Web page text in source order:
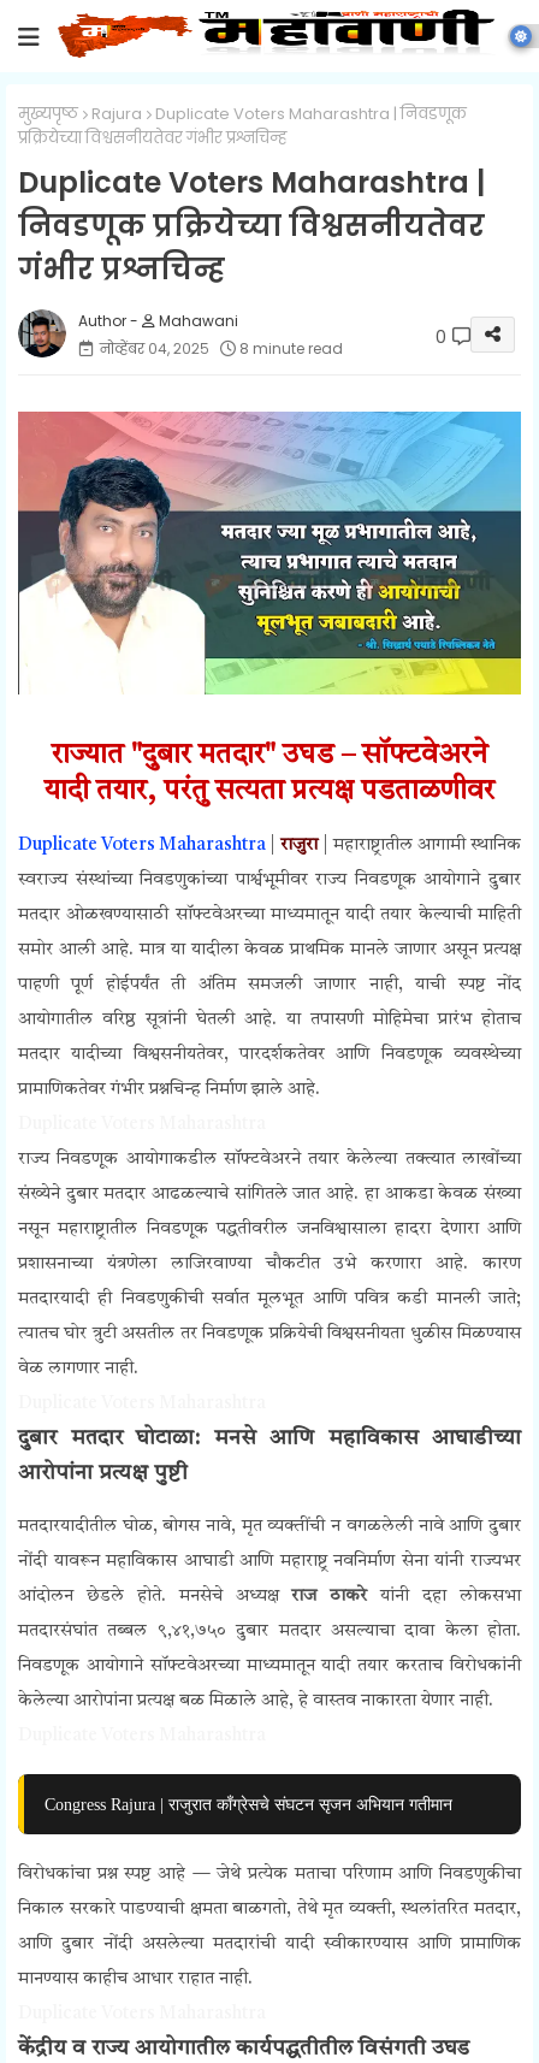
मुख्यपृष्ठ Rajura
Duplicate Voters Maharashtra | निवडणूक
प्रक्रियेच्या विश्वसनीयतेवर गंभीर प्रश्नचिन्ह
Duplicate Voters Maharashtra |
निवडणूक प्रक्रियेच्या विश्वसनीयतेवर
गंभीर प्रश्नचिन्ह
Mahawani
नोव्हेंबर ०४, २०२५
8 minute read 0
राज्यात "दुबार मतदार" उघड – सॉफ्टवेअरने
यादीतयार, परंतु सत्यता प्रत्यक्ष पडताळणीवर
Duplicate Voters Maharashtra राजुरा| महाराष्ट्रातील आगामी स्थानिक
स्वराज्य संस्थांच्या निवडणुकांच्या पार्श्वभूमीवर राज्य निवडणूक आयोगाने दुबार
मतदार ओळखण्यासाठी सॉफ्टवेअरच्या माध्यमातून यादी तयार केल्याची माहिती
समोर आली आहे. मात्र या यादीला केवळ प्राथमिक मानले जाणार असून प्रत्यक्ष
पाहणी पूर्ण होईपर्यंत ती अंतिम समजली जाणार नाही, याची स्पष्ट नोंद
आयोगातील वरिष्ठ सूत्रांनी घेतली आहे. या तपासणी मोहिमेचा प्रारंभ होताच
मतदार यादीच्या विश्वसनीयतेवर, पारदर्शकतेवर आणि निवडणूक व्यवस्थेच्या
प्रामाणिकतेवर गंभीर प्रश्नचिन्ह निर्माण झाले आहे.
राज्य निवडणूक आयोगाकडील सॉफ्टवेअरने तयार केलेल्या तक्त्यात लाखोंच्या
संख्येने दुबार मतदार आढळल्याचे सांगितले जात आहे. हा आकडा केवळ संख्या
नसून महाराष्ट्रातील निवडणूक पद्धतीवरील जनविश्वासाला हादरा देणारा आणि
प्रशासनाच्या यंत्रणेला लाजिरवाण्या चौकटीत उभे करणारा आहे. कारण
मतदारयादी ही निवडणुकीची सर्वात मूलभूत आणि पवित्र कडी मानली जाते;
त्यातच घोर त्रुटी असतील तर निवडणूक प्रक्रियेची विश्वसनीयता धुळीस मिळण्यास
वेळ लागणार नाही.
दुबार मतदार घोटाळा: मनसे आणि महाविकास आघाडीच्या
आरोपांना प्रत्यक्ष पुष्टी
मतदारयादीतील घोळ, बोगस नावे, मृत व्यक्तींची न वगळलेली नावे आणि दुबार
नोंदी यावरून महाविकास आघाडी आणि महाराष्ट्र नवनिर्माण सेना यांनी राज्यभर
आंदोलन छेडले होते. मनसेचे अध्यक्षराज ठाकरेयांनी दहा लोकसभा
मतदारसंघांत तब्बल ९,४१,७५० दुबार मतदार असल्याचा दावा केला होता.
निवडणूक आयोगाने सॉफ्टवेअरच्या माध्यमातून यादी तयार करताच विरोधकांनी
केलेल्या आरोपांना प्रत्यक्ष बळ मिळाले आहे, हे वास्तव नाकारता येणार नाही.
Congress Rajura | राजुरात काँग्रेसचे संघटन सृजन अभियान गतीमान
विरोधकांचा प्रश्न स्पष्ट आहे — जेथे प्रत्येक मताचा परिणाम आणि निवडणुकीचा
निकाल सरकारे पाडण्याची क्षमता बाळगतो, तेथे मृत व्यक्ती, स्थलांतरित मतदार,
आणि दुबार नोंदी असलेल्या मतदारांची यादी स्वीकारण्यास आणि प्रामाणिक
मानण्यास काहीच आधार राहात नाही.
केंद्रीय व राज्य आयोगातील कार्यपद्धतीतील विसंगती उघड